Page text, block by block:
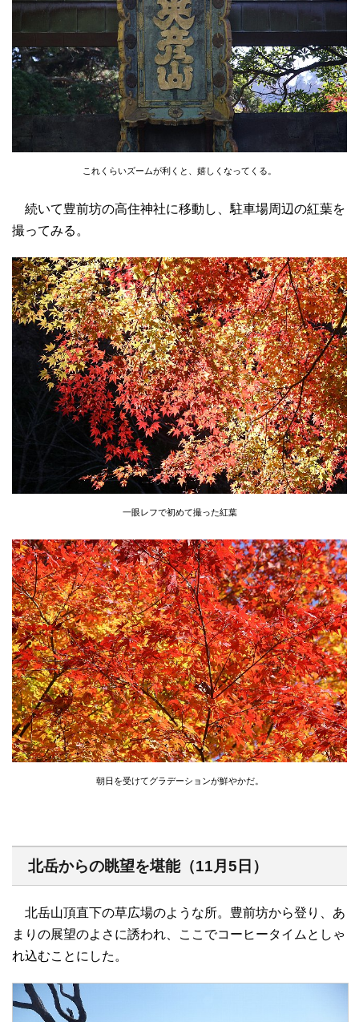
これくらいズームが利くと、嬉しくなってくる。
続いて豊前坊の高住神社に移動し、駐車場周辺の紅葉を
撮ってみる。
一眼レフで初めて撮った紅葉
朝日を受けてグラデーションが鮮やかだ。
北岳からの眺望を堪能（11月5日）
北岳山頂直下の草広場のような所。豊前坊から登り、あ
まりの展望のよさに誘われ、ここでコーヒータイムとしゃ
れ込むことにした。